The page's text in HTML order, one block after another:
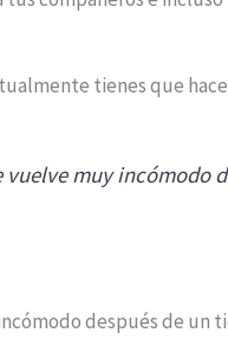
vuelve muy incómodo
después de un